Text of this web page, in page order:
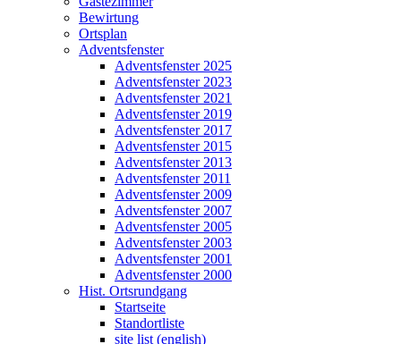
Bewirtung
Ortsplan
Adventsfenster
Adventsfenster 2025
Adventsfenster 2023
Adventsfenster 2021
Adventsfenster 2019
Adventsfenster 2017
Adventsfenster 2015
Adventsfenster 2013
Adventsfenster 2011
Adventsfenster 2009
Adventsfenster 2007
Adventsfenster 2005
Adventsfenster 2003
Adventsfenster 2001
Adventsfenster 2000
Hist. Ortsrundgang
Startseite
Standortliste
site list (english)